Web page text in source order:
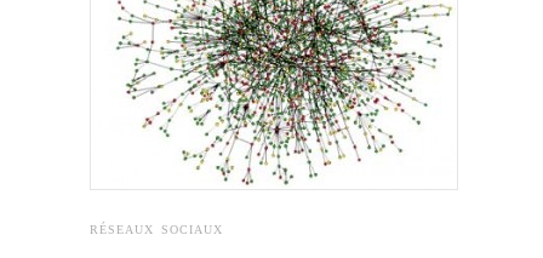
RÉSEAUX SOCIAUX